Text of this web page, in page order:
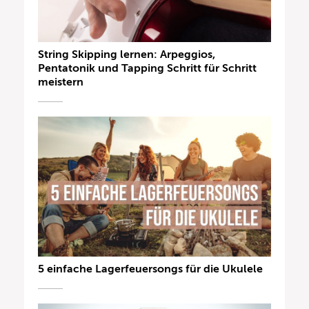
String Skipping lernen: Arpeggios,
Pentatonik und Tapping Schritt für Schritt
meistern
5 einfache Lagerfeuersongs für die Ukulele